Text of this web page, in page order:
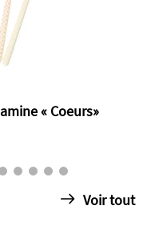
« Coeurs»
Voir tout